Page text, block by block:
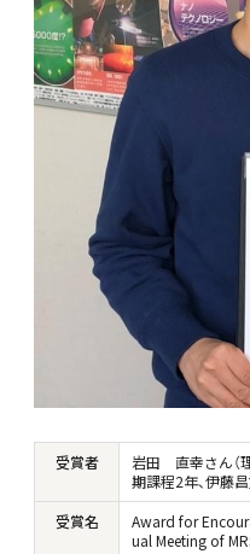
受賞者
岩田 直幸さん（
期課程2年、伊藤
受賞名
Award for
ual Meeting of